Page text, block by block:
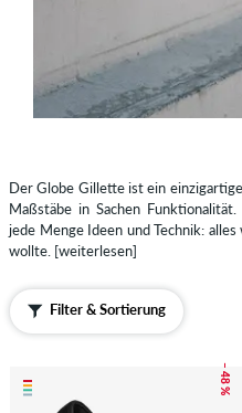
Der Globe Gillette ist ein
Maßstäbe in Sachen
jede Menge Ideen und Technik:
wollte. [weiterlesen]
Filter & Sortierung
– 48 %